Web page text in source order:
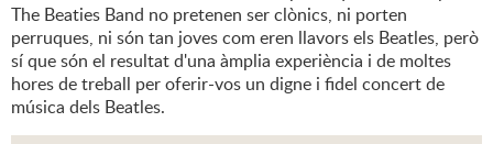
The Beaties Band no pretenen ser clònics, ni porten
perruques, ni són tan joves com eren llavors els Beatles, però
sí que són el resultat d'una àmplia experiència i de moltes
hores de treball per oferir-vos un digne i fidel concert de
música dels Beatles.